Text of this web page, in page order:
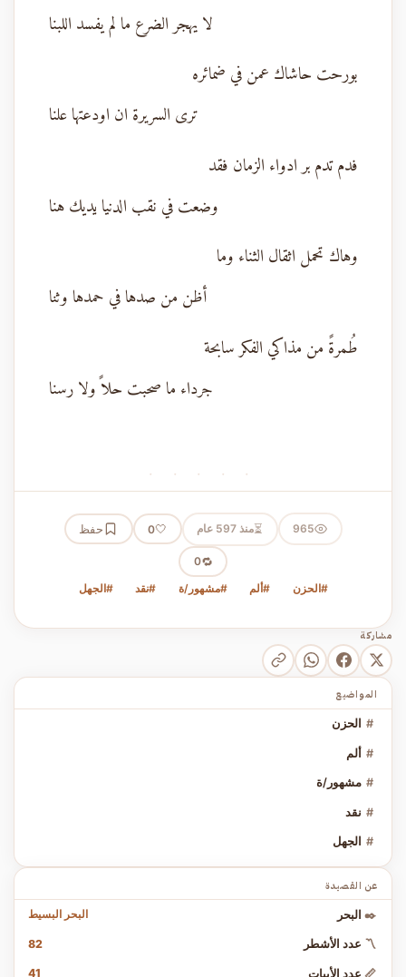
لا يهجر الضرع ما لم يفسد اللبنا
بورحت حاشاك عمن في ضمائره
ترى السريرة ان اودعتها علنا
فدم تدم بر ادواء الزمان فقد
وضعت في نقب الدنيا يديك هنا
وهاك تحمل اثقال الثناء وما
أظن من صدها في حمدها وثنا
طُمرةً من مذاكي الفكر سابحة
جرداء ما صحبت حلاً ولا رسنا
· · · · ·
965
⏳منذ 597 عام 🤍
0 حفظ
🔁
0
#الحزن
#ألم #مشهور/ة #نقد #الجهل
مشاركة
المواضيع
# الحزن
# ألم
# مشهور/ة
# نقد
# الجهل
عن القصيدة
✒️ البحر البحر البسيط
〽️ عدد الأشطر 82
📏 عدد الأبيات 41